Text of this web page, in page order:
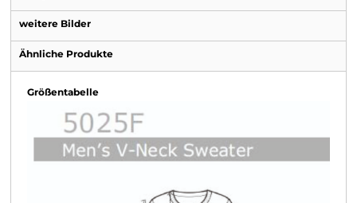
weitere Bilder
Ähnliche Produkte
Größentabelle